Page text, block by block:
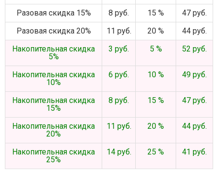
Разовая скидка 15%
8 руб. 15 %
47 руб.
Разовая скидка 20%
11 руб. 20 %
44 руб.
Накопительная скидка
5%
3 руб. 5 % 52 руб.
Накопительная скидка
10%
6 руб. 10 % 49 руб.
Накопительная скидка
15%
8 руб. 15 % 47 руб.
Накопительная скидка
20%
11 руб. 20 % 44 руб.
Накопительная скидка
25%
14 руб. 25 % 41 руб.